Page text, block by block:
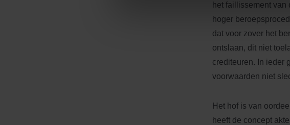
het faillissement
hoger
dat voor zover het
ontslaan, dit niet
crediteuren. In ieder
voorwaarden niet
Het hof is van
heeft de concept